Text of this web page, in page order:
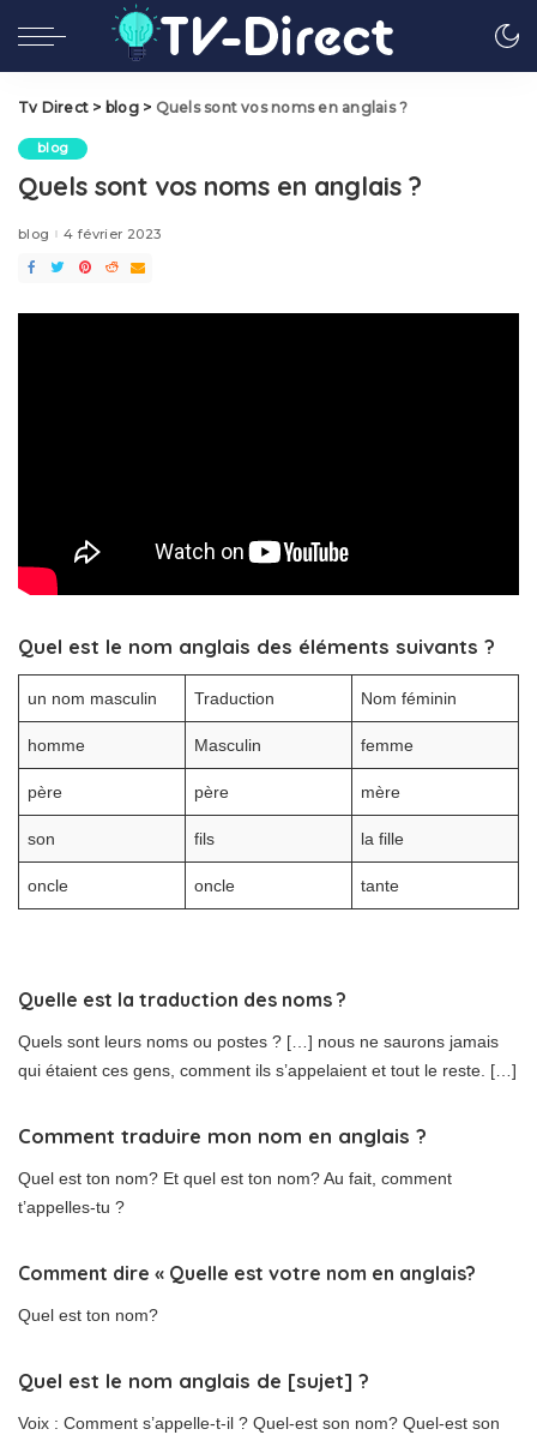
Tv Direct > blog> Quels sont vos noms en anglais ?
blog
Quels sont vos noms en anglais ?
blog 4 février 2023
Quel est le nom anglais des éléments suivants ?
un nom masculin Traduction Nom féminin
homme Masculin femme
père père mère
son fils la fille
oncle oncle tante
Quelle est la traduction des noms ?
Quels sont leurs noms ou postes ? […] nous ne saurons jamais
qui étaient ces gens, comment ils s’appelaient et tout le reste. […]
Comment traduire mon nom en anglais ?
Quel est ton nom? Et quel est ton nom? Au fait, comment
t’appelles-tu ?
Comment dire « Quelle est votre nom en anglais?
Quel est ton nom?
Quel est le nom anglais de [sujet] ?
Voix : Comment s’appelle-t-il ? Quel-est son nom? Quel-est son